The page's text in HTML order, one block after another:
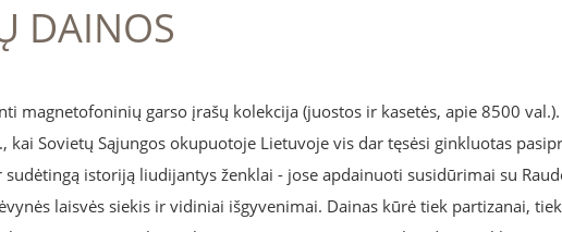
DAINOS
magnetofoninių garso įrašų kolekcija (juostos ir kasetės, apie 8500
Sovietų Sąjungos okupuotoje Lietuvoje vis dar tęsėsi ginkluotas
istoriją liudijantys ženklai - jose apdainuoti susidūrimai su
laisvės siekis ir vidiniai išgyvenimai. Dainas kūrė tiek partizanai,